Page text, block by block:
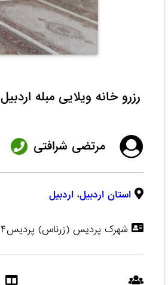
رزرو خانه ویلایی مبله اردبیل
مرتضی شرافتی
استان اردبیل، اردبیل
شهرک پردیس (زرناس) پردیس۴